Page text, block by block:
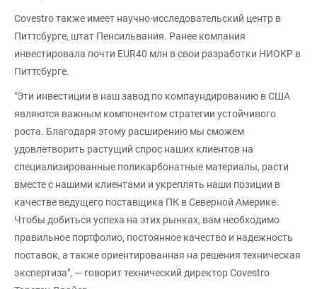
Covestro также имеет научно-исследовательский центр в
Питтсбурге, штат Пенсильвания. Ранее компания
инвестировала почти EUR40 млн в свои разработки НИОКР в
Питтсбурге.
"Эти инвестиции в наш завод по компаундированию в США
являются важным компонентом стратегии устойчивого
роста. Благодаря этому расширению мы сможем
удовлетворить растущий спрос наших клиентов на
специализированные поликарбонатные материалы, расти
вместе с нашими клиентами и укреплять наши позиции в
качестве ведущего поставщика ПК в Северной Америке.
Чтобы добиться успеха на этих рынках, вам необходимо
правильное портфолио, постоянное качество и надежность
поставок, а также ориентированная на решения техническая
экспертиза", — говорит технический директор Covestro